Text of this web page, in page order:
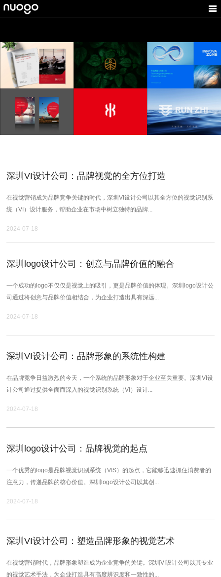
余伯年
医疗VI设计，医疗logo
设计，医疗品牌设计
康纳一品
体育器材logo设计，VI
设计，体育VI设计
德方创域
电池品牌设计，新能源
VI设计，新能源logo设
计
润芝集团
医药集团品牌设计,中医
永安科
医疗设备logo设计
设计，医疗VI设计
牌设计
東榮财务
金融公司LOGO
计,LOGO设计,投
设计
深圳VI设计公司：品牌视觉的全方位打造
在视觉营销成为品牌竞争关键的时代，深圳VI设计公司以其全方位的视觉识别系
统（VI）设计服务，帮助企业在市场中树立独特的品牌...
2024-07-18
深圳logo设计公司：创意与品牌价值的融合
一个成功的logo不仅仅是视觉上的吸引，更是品牌价值的体现。深圳logo设计公
司通过将创意与品牌价值相结合，为企业打造出具有深远...
2024-07-18
深圳VI设计公司：品牌形象的系统性构建
在品牌竞争日益激烈的今天，一个系统的品牌形象对于企业至关重要。深圳VI设
计公司通过提供全面而深入的视觉识别系统（VI）设计...
2024-07-18
深圳logo设计公司：品牌视觉的起点
一个优秀的logo是品牌视觉识别系统（VIS）的起点，它能够迅速抓住消费者的
注意力，传递品牌的核心价值。深圳logo设计公司以其创...
2024-07-18
深圳VI设计公司：塑造品牌形象的视觉艺术
在视觉营销时代，品牌形象塑造成为企业竞争的关键。深圳VI设计公司以其专业
的视觉艺术手法，为企业打造具有高度辨识度和一致性的...